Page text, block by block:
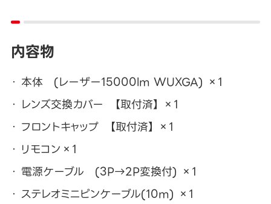
内容物
本体 (レーザー15000lm WUXGA) ×1
レンズ交換カバー 【取付済】 ×1
フロントキャップ 【取付済】 ×1
リモコン×1
電源ケーブル (3P→2P変換付) ×1
ステレオミニピンケーブル(10m) ×1